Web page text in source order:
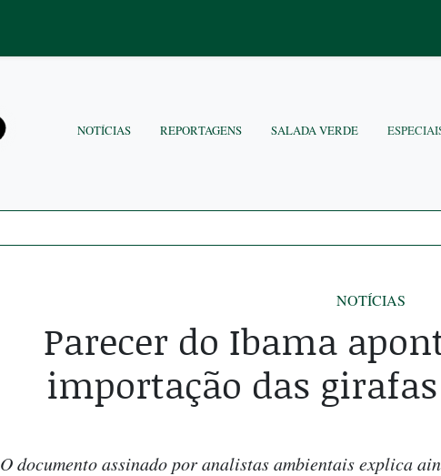
NOTÍCIAS REPORTAGENS SALADA VERDE
NOTÍCIAS
Parecer do Ibama
importação das
O documento assinado por analistas ambientais explica